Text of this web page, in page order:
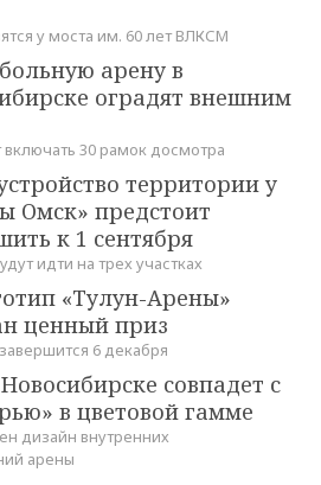
у моста им. 60 лет ВЛКСМ
арену в
оградят внешним
включать 30 рамок досмотра
территории у
Омск» предстоит
к 1 сентября
идти на трех участках
«Тулун-Арены»
ценный приз
6 декабря
совпадет с
в цветовой гамме
дизайн внутренних
арены